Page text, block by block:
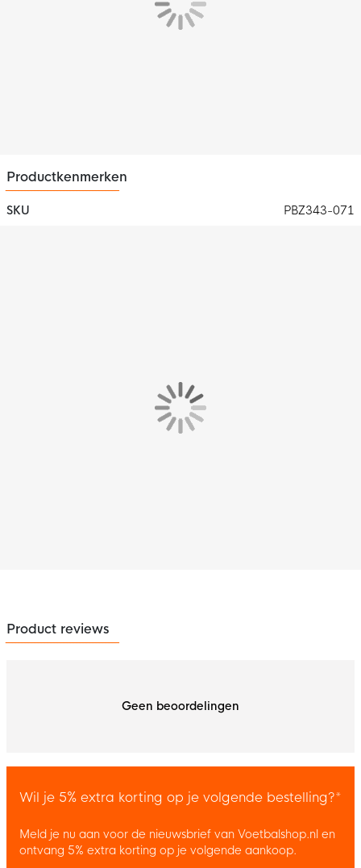
Productkenmerken
SKU PBZ343-071
Product reviews
Geen beoordelingen
Wil je 5% extra korting op je volgende bestelling?*
Meld je nu aan voor de nieuwsbrief van Voetbalshop.nl en
ontvang 5% extra korting op je volgende aankoop.